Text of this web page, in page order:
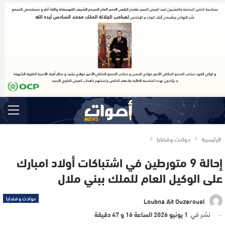
الرئيسية حوادث وقضايا
إحالة 9 متورطين في اشتباكات أولاد امبارك
على الوكيل العام للملك ببني ملال
حوادث وقضايا
Loubna Ait Ouzeroual
نشر في 1 يونيو 2026 الساعة 16 و 47 دقيقة